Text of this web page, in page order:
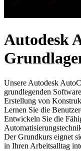
Autodesk
Unsere Autodesk
grundlegenden
Erstellung von
Lernen Sie die
Entwickeln Sie die
Der Grundkurs eignet
in Ihren Arbeitsalltag